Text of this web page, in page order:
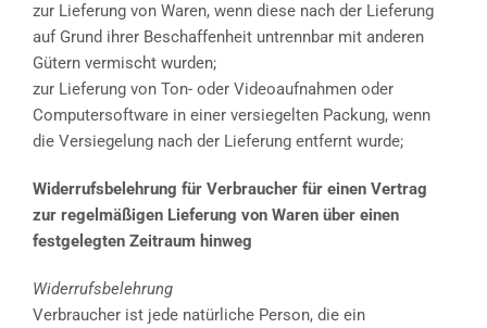
zur Lieferung von Waren, wenn diese nach der Lieferung
auf Grund ihrer Beschaffenheit untrennbar mit anderen
Gütern vermischt wurden;
zur Lieferung von Ton- oder Videoaufnahmen oder
Computersoftware in einer versiegelten Packung, wenn
die Versiegelung nach der Lieferung entfernt wurde;
Widerrufsbelehrung für Verbraucher für einen Vertrag
zur regelmäßigen Lieferung von Waren über einen
festgelegten Zeitraum hinweg
Widerrufsbelehrung
Verbraucher ist jede natürliche Person, die ein